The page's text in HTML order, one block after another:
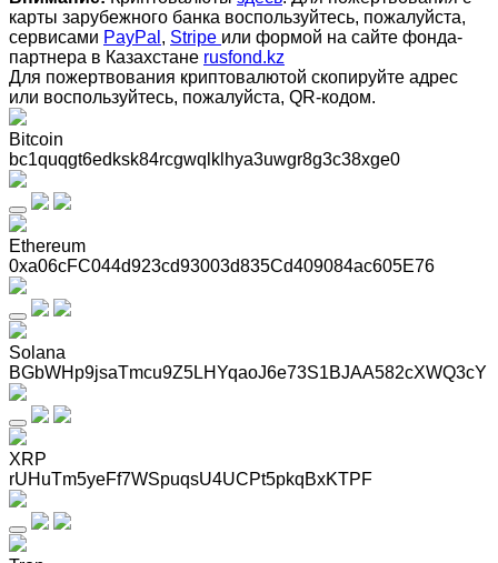
карты зарубежного банка воспользуйтесь, пожалуйста,
сервисами PayPal , Stripe или формой на сайте фонда-
партнера в Казахстане rusfond.kz
Для пожертвования криптовалютой скопируйте адрес
или воспользуйтесь, пожалуйста, QR-кодом.
Bitcoin
bc1quqgt6edksk84rcgwqlklhya3uwgr8g3c38xge0
Ethereum
0xa06cFC044d923cd93003d835Cd409084ac605E76
Solana
BGbWHp9jsaTmcu9Z5LHYqaoJ6e73S1BJAA582cXWQ3cY
XRP
rUHuTm5yeFf7WSpuqsU4UCPt5pkqBxKTPF